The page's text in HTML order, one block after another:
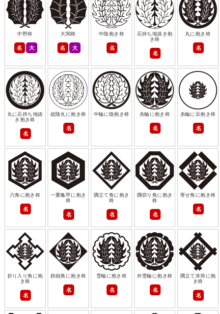
中野柊
名 大
大関柊
名 大
中陰抱き柊
名
石持ち地抜き抱
き柊
名
丸に抱き柊
名
丸に石持ち地抜
き抱き柊
名
総陰丸に抱き柊
名
中輪に陰抱き柊 糸輪に抱き柊
名
糸輪に豆抱き柊
名
六角に抱き柊
名
一重亀甲に抱き
柊
名
隅立て角に抱き
柊
名
隅切り角に抱き
柊
名
寄せ角に抱き柊
名
折り入り角に抱
き柊
名
鉄砲角に抱き柊
名
雪輪に抱き柊
名
外雪輪に抱き柊
名
隅立て井筒に抱
き柊
名